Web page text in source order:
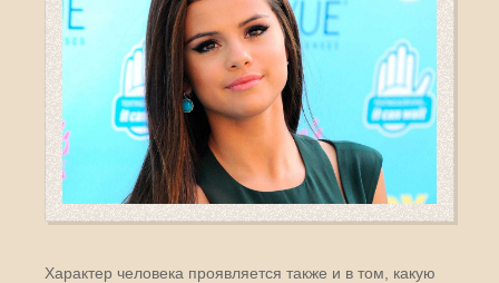
Характер человека проявляется также и в том, какую